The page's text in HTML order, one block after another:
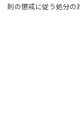
則の懲戒に従う処分の